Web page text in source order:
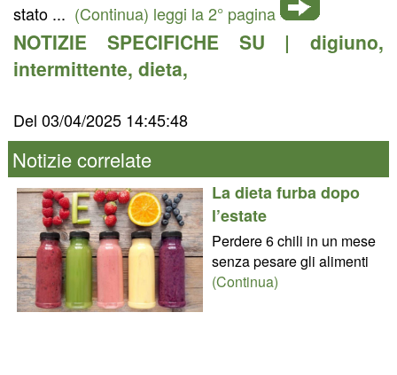
stato ... (Continua) leggi la 2° pagina
NOTIZIE SPECIFICHE SU | digiuno,
intermittente, dieta,
Del 03/04/2025 14:45:48
Notizie correlate
La dieta furba dopo
l’estate
Perdere 6 chili in un mese
senza pesare gli alimenti
(Continua)